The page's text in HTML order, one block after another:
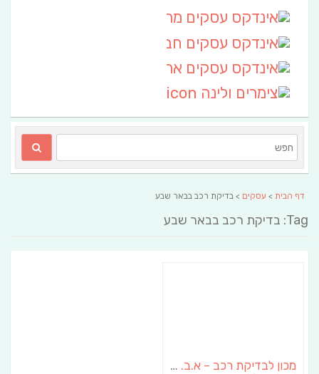
דף הבית > עסקים > בדיקת רכב בבאר שבע
Tag: בדיקת רכב בבאר שבע
מכון לבדיקת רכב – א.ב. שמואל